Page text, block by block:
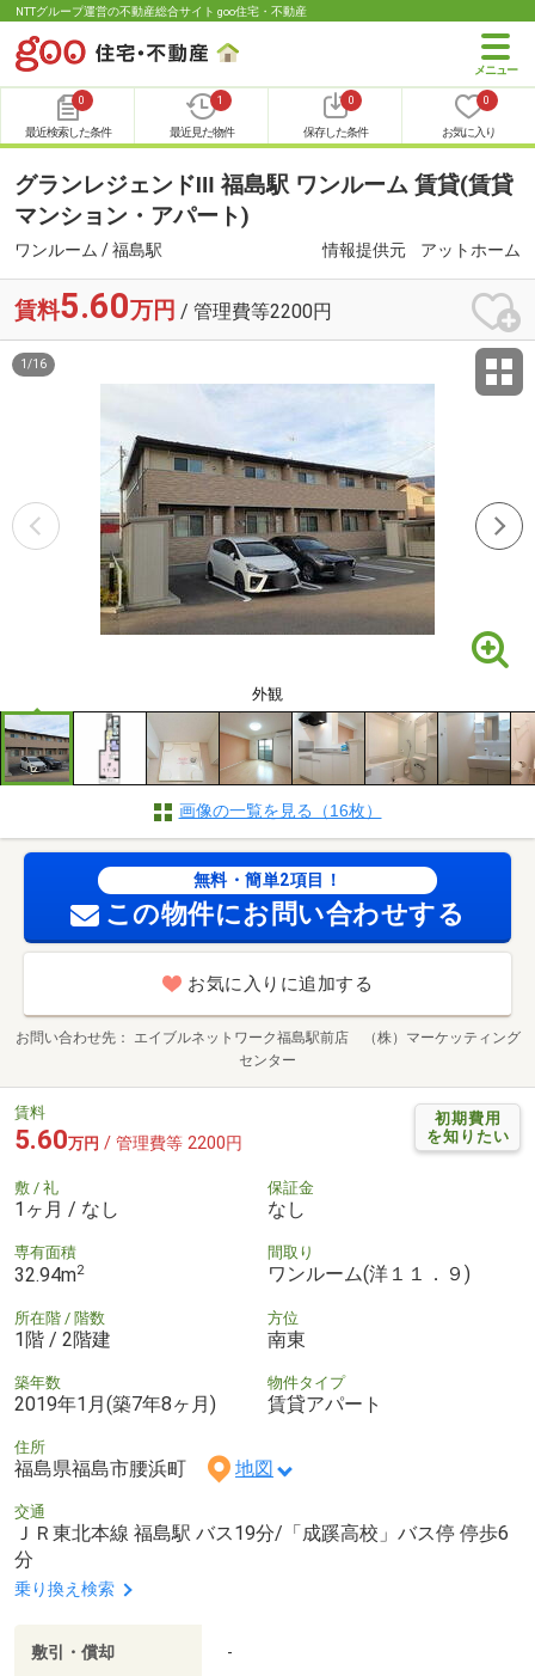
NTTグループ運営の不動産総合サイト goo住宅・不動産
0
最近検索した条件
1
最近見た物件
0
保存した条件
0
お気に入り
グランレジェンドⅢ 福島駅 ワンルーム 賃貸(賃貸
マンション・アパート)
ワンルーム / 福島駅 情報提供元 アットホーム
賃料5.60万円 / 管理費等2200円
外観
1 /16
画像の一覧を見る（16枚）
無料・簡単2項目！
この物件にお問い合わせする
お気に入りに追加する
お問い合わせ先
エイブルネットワーク福島駅前店 （株）マーケッティング
センター
初期費用
を知りたい
賃料
5.60万円 / 管理費等 2200円
敷 / 礼
1ヶ月 / なし
保証金
なし
専有面積
32.94m2
間取り
ワンルーム(洋１１．９)
所在階 / 階数
1階 / 2階建
方位
南東
築年数
2019年1月(築7年8ヶ月)
物件タイプ
賃貸アパート
住所
福島県福島市腰浜町 地図
交通
ＪＲ東北本線 福島駅 バス19分/「成蹊高校」バス停 停歩6
分
乗り換え検索
敷引・償却 -